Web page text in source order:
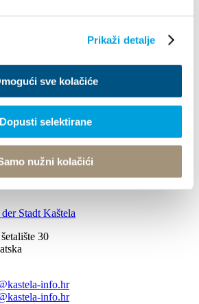
Prikaži detalje
sve kolačiće
Dopusti selektirane
nužni kolačići
of the Croatian Armed Forces
- HRM guest soloist - Adalbert
30
info.hr
info.hr